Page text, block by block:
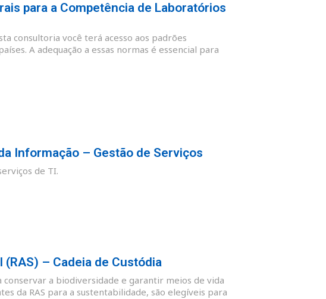
para a Competência de Laboratórios
consultoria você terá acesso aos padrões
A adequação a essas normas é essencial para
Informação – Gestão de Serviços
de TI.
– Cadeia de Custódia
a biodiversidade e garantir meios de vida
da RAS para a sustentabilidade, são elegíveis para